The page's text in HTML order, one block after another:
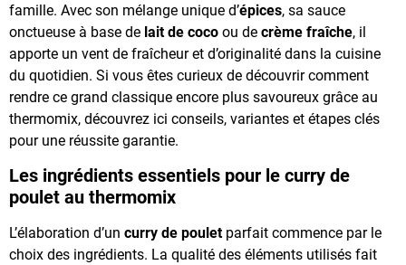
famille. Avec son mélange unique d’épices, sa sauce
onctueuse à base de lait de coco ou de crème fraîche, il
apporte un vent de fraîcheur et d’originalité dans la cuisine
du quotidien. Si vous êtes curieux de découvrir comment
rendre ce grand classique encore plus savoureux grâce au
thermomix, découvrez ici conseils, variantes et étapes clés
pour une réussite garantie.
Les ingrédients essentiels pour le curry de
poulet au thermomix
L’élaboration d’un curry de pouletparfait commence par le
choix des ingrédients. La qualité des éléments utilisés fait